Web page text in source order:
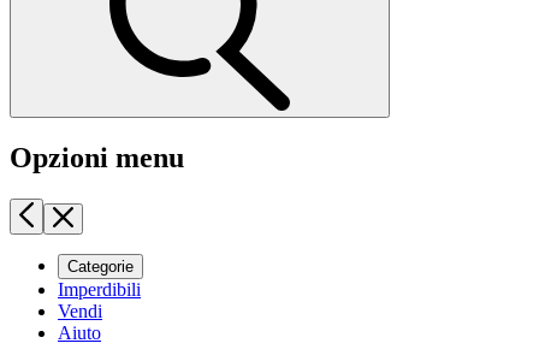
Opzioni menu
Categorie
Imperdibili
Vendi
Aiuto